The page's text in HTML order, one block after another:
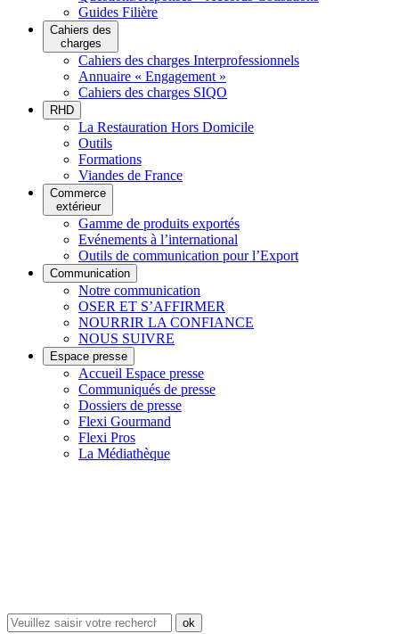
Guides Filière
Cahiers des
charges
Cahiers des charges Interprofessionnels
Annuaire « Engagement »
Cahiers des charges SIQO
RHD
La Restauration Hors Domicile
Outils
Formations
Viandes de France
Commerce
extérieur
Gamme de produits exportés
Evénements à l’international
Outils de communication pour l’Export
Communication
Notre communication
OSER ET S’AFFIRMER
NOURRIR LA CONFIANCE
NOUS SUIVRE
Espace presse
Accueil Espace presse
Communiqués de presse
Dossiers de presse
Flexi Gourmand
Flexi Pros
La Médiathèque
Rechercher